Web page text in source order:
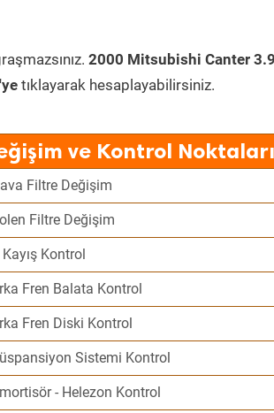
2000 Mitsubishi Canter 3.9
tıklayarak hesaplayabilirsiniz.
ve Kontrol Noktaları
Filtre Değişim
Filtre Değişim
Kayış Kontrol
Fren Balata Kontrol
Fren Diski Kontrol
Sistemi Kontrol
- Helezon Kontrol